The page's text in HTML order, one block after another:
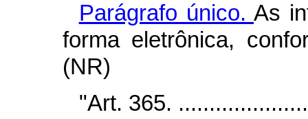
Parágrafo único.As
forma eletrônica,
(NR)
"Art. 365.